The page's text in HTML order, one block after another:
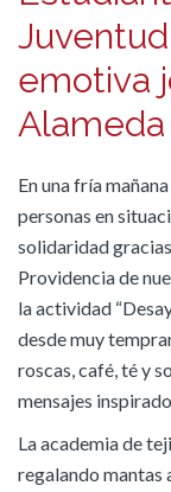
emotiva
En una fría
personas en
solidaridad
Providencia de
la actividad
desde muy
roscas, café, té y
mensajes
La academia de
regalando mantas